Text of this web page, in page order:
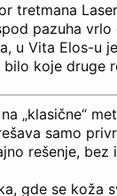
tretmana
pazuha
u Vita Elos-u
koje druge
„klasične“
samo
rešenje,
gde se koža